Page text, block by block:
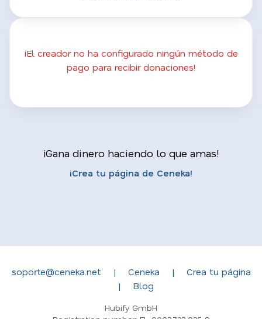
¡El creador no ha configurado ningún método de
pago para recibir donaciones!
¡Gana dinero haciendo lo que amas!
¡Crea tu página de Ceneka!
soporte@ceneka.net | Ceneka |
Crea tu página
|
Blog
Hubify GmbH